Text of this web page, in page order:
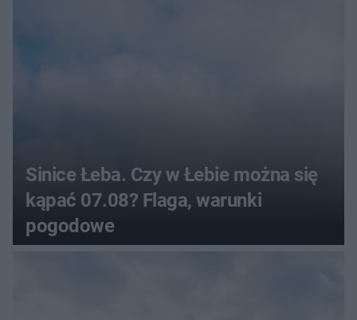
Sinice Łeba. Czy w Łebie można się
kąpać 07.08? Flaga, warunki
pogodowe